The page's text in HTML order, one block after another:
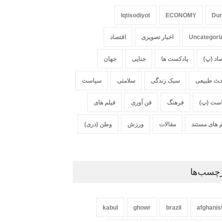
ECONOMY
Iqtisodiyot
اخبار تصویری اقتصاد
(پ) پادکست ها جنایی جهان
طبیعی سبک زندگی سلامتی سیاست
(پ) فرهنگ فن آوری فیلم های
های مستند مقالات ورزش وطن (دری)
brazil
ghowr
kabul